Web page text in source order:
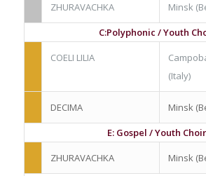
ZHURAVACHKA Minsk
C:Polyphonic / Youth
COELI LILIA
(Italy)
DECIMA Minsk
E: Gospel / Youth Choir
ZHURAVACHKA
Minsk